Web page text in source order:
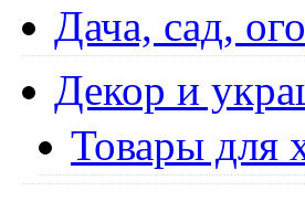
Дача, сад,
Декор и
Товары для